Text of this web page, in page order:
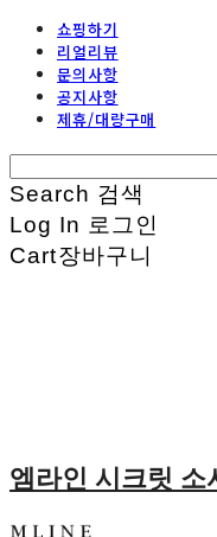
쇼핑하기
리얼리뷰
문의사항
공지사항
제휴/대량구매
Search 검색
Log In 로그인
Cart장바구니
엠라인 시크릿 소